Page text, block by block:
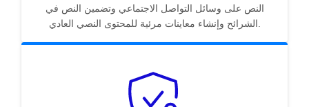
النص على وسائل التواصل الاجتماعي وتضمين النص في
الشرائح وإنشاء معاينات مرئية للمحتوى النصي العادي.